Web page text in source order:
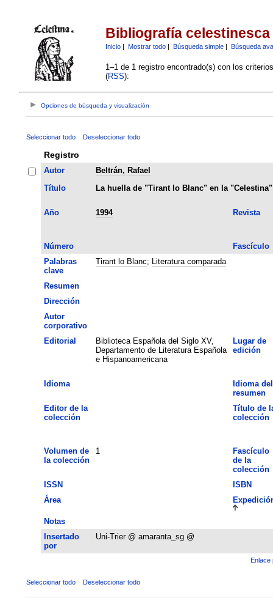
Bibliografía celestinesca
Inicio| Mostrar todo| Búsqueda simple| Búsqueda
1–1 de 1 registro encontrado(s) con los
(RSS):
Opciones de búsqueda y visualización
Seleccionar todo Deseleccionar todo
Registro
Autor
Beltrán, Rafael
Título
La huella de "Tirant lo Blanc" en la "Celestina"
Año 1994 Revista
Número
Fascículo
Palabras
clave
Tirant lo Blanc; Literatura comparada
Resumen
Dirección
Autor
corporativo
Editorial
Biblioteca Española del Siglo XV,
Departamento de Literatura Española
e Hispanoamericana
Lugar de
edición
Idioma
Idioma del
resumen
Editor de la
colección
Título de
colección
Volumen de
la colección
1
Fascículo
de la
colección
ISSN
ISBN
Área
Notas
Insertado
por
Uni-Trier @ amaranta_sg @
Enlace
Seleccionar todo Deseleccionar todo